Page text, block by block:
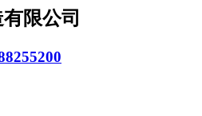
限公司